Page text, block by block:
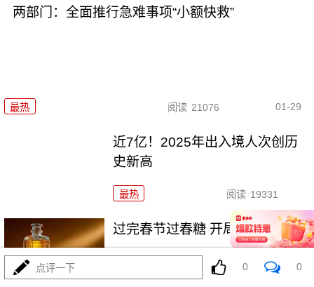
两部门：全面推行急难事项“小额快救”
最热 阅读 21076 01-29
近7亿！2025年出入境人次创历
史新高
最热 阅读 19331
过完春节过春糖 开局最红是成都
最热
点评一下 0 0